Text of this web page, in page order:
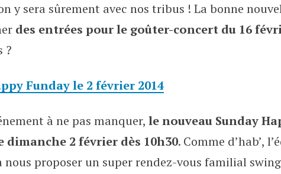
y sera sûrement avec nos tribus ! La bonne
des entrées pour le goûter-concert du 16
?
Funday le 2 février 2014
à ne pas manquer, le nouveau Sunday
dimanche 2 février dès 10h30. Comme d’hab’,
nous proposer un super rendez-vous familial